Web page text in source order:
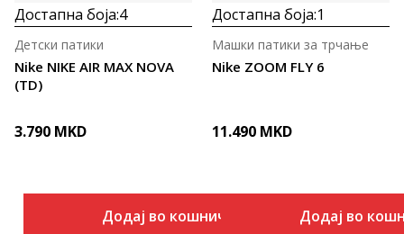
Достапна боја:4
Nike NIKE AIR MAX NOVA
(TD)
Детски патики
3.790 MKD
Додај во кошничка
Достапна боја:1
Nike ZOOM FLY 6
Машки патики за трчање
11.490 MKD
Додај во